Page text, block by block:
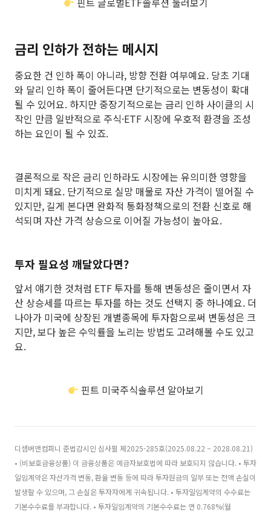
금리 인하가 전하는 메시지
중요한 건 인하 폭이 아니라, 방향 전환 여부예요. 당초 기대
와 달리 인하 폭이 줄어든다면 단기적으로는 변동성이 확대
될 수 있어요. 하지만 중장기적으로는 금리 인하 사이클의 시
작인 만큼 일반적으로 주식·ETF 시장에 우호적 환경을 조성
하는 요인이 될 수 있죠.
결론적으로 작은 금리 인하라도 시장에는 유의미한 영향을
미치게 돼요. 단기적으로 실망 매물로 자산 가격이 떨어질 수
있지만, 길게 본다면 완화적 통화정책으로의 전환 신호로 해
석되며 자산 가격 상승으로 이어질 가능성이 높아요.
투자 필요성 깨달았다면?
앞서 얘기한 것처럼 ETF 투자를 통해 변동성은 줄이면서 자
산 상승세를 따르는 투자를 하는 것도 선택지 중 하나예요. 더
나아가 미국에 상장된 개별종목에 투자함으로써 변동성은 크
지만, 보다 높은 수익률을 노리는 방법도 고려해볼 수도 있고
요.
핀트 미국주식솔루션 알아보기
디셈버앤컴퍼니 준법감시인 심사필 제2025-285호(2025.08.22 ~ 2028.08.21)
• (비보호금융상품) 이 금융상품은 예금자보호법에 따라 보호되지 않습니다. • 투자
일임계약은 자산가격 변동, 환율 변동 등에 따라 투자원금의 일부 또는 전액 손실이
발생할 수 있으며, 그 손실은 투자자에게 귀속됩니다. • 투자일임계약의 수수료는
기본수수료를 부과합니다. • 투자일임계약의 기본수수료는 연 0.768%(월